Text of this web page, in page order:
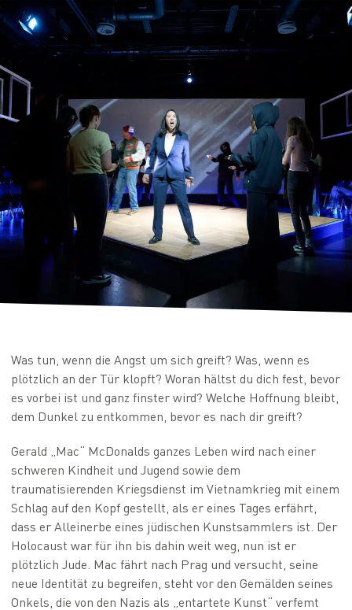
Was tun, wenn die Angst um sich greift? Was, wenn es
plötzlich an der Tür klopft? Woran hältst du dich fest, bevor
es vorbei ist und ganz finster wird? Welche Hoffnung bleibt,
dem Dunkel zu entkommen, bevor es nach dir greift?
Gerald „Mac“ McDonalds ganzes Leben wird nach einer
schweren Kindheit und Jugend sowie dem
traumatisierenden Kriegsdienst im Vietnamkrieg mit einem
Schlag auf den Kopf gestellt, als er eines Tages erfährt,
dass er Alleinerbe eines jüdischen Kunstsammlers ist. Der
Holocaust war für ihn bis dahin weit weg, nun ist er
plötzlich Jude. Mac fährt nach Prag und versucht, seine
neue Identität zu begreifen, steht vor den Gemälden seines
Onkels, die von den Nazis als „entartete Kunst“ verfemt